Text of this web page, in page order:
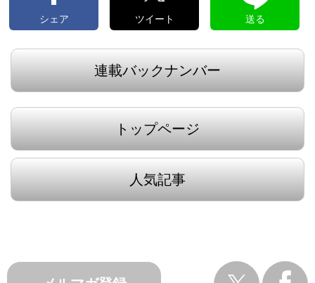
シェア ツイート 送る
連載バックナンバー
トップページ
人気記事